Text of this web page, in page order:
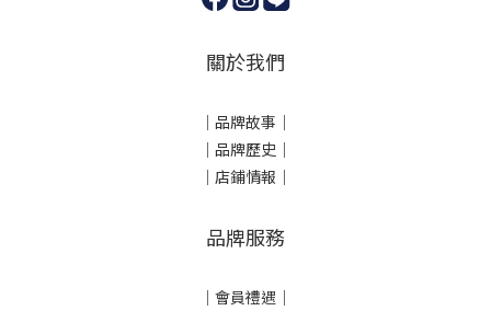
關於我們
｜ 品牌故事 ｜
｜品牌歷史 ｜
｜店鋪情報｜
品牌服務
｜會員禮遇｜